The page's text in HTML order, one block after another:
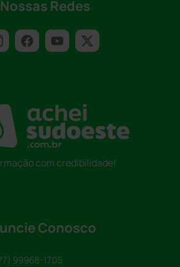
Nossas Redes
com credibilidade!
Conosco
99968-1705